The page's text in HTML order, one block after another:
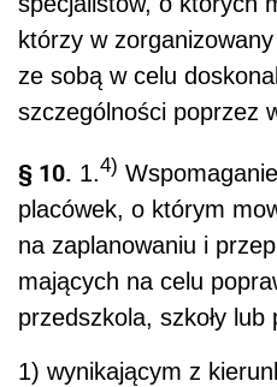
którzy w
ze sobą w celu
szczególności poprzez
§ 10. 1.4)
placówek, o którym
na zaplanowaniu i
mających na celu
przedszkola, szkoły
1) wynikającym z